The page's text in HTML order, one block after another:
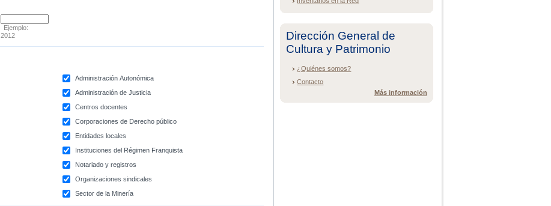
Ejemplo:
2012
Administración Autonómica
Administración de Justicia
Centros docentes
Corporaciones de Derecho público
Entidades locales
Instituciones del Régimen Franquista
Notariado y registros
Organizaciones sindicales
Sector de la Minería
Dirección General de
Cultura y Patrimonio
¿Quiénes somos?
Contacto
Más información